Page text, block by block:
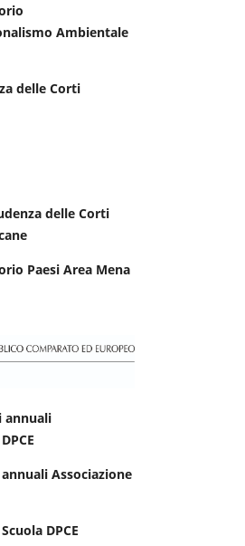
Ambientale
delle Corti
delle Corti
Paesi Area Mena
annuali
Associazione
DPCE